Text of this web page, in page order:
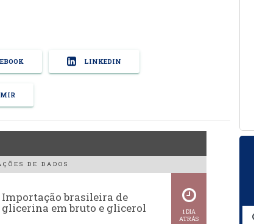
LINKEDIN
DE DADOS
Importação brasileira de
glicerina em bruto e glicerol
1 DIA
ATRÁS